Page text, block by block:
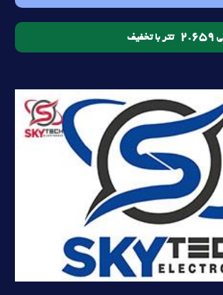
2.659 تتر با تخفیف